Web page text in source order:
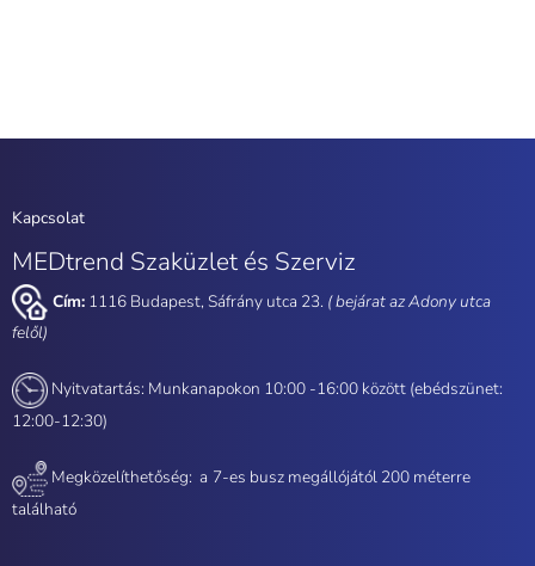
Kapcsolat
MEDtrend Szaküzlet és Szerviz
Cím: 1116 Budapest, Sáfrány utca 23. ( bejárat az Adony utca
felől)
Nyitvatartás: Munkanapokon 10:00 -16:00 között (ebédszünet:
12:00-12:30)
Megközelíthetőség: a 7-es busz megállójától 200 méterre
található